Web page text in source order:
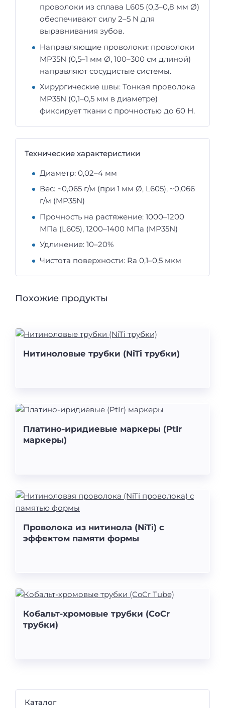
проволоки из сплава L605 (0,3–0,8 мм Ø)
обеспечивают силу 2–5 N для
выравнивания зубов.
Направляющие проволоки: проволоки
MP35N (0,5–1 мм Ø, 100–300 см длиной)
направляют сосудистые системы.
Хирургические швы: Тонкая проволока
MP35N (0,1–0,5 мм в диаметре)
фиксирует ткани с прочностью до 60 Н.
Технические характеристики
Диаметр: 0,02–4 мм
Вес: ~0,065 г/м (при 1 мм Ø, L605), ~0,066
г/м (MP35N)
Прочность на растяжение: 1000–1200
МПа (L605), 1200–1400 МПа (MP35N)
Удлинение: 10–20%
Чистота поверхности: Ra 0,1–0,5 мкм
Похожие продукты
Нитиноловые трубки (NiTi трубки)
Платино-иридиевые маркеры (PtIr
маркеры)
Проволока из нитинола (NiTi) с
эффектом памяти формы
Кобальт-хромовые трубки (CoCr
трубки)
Каталог